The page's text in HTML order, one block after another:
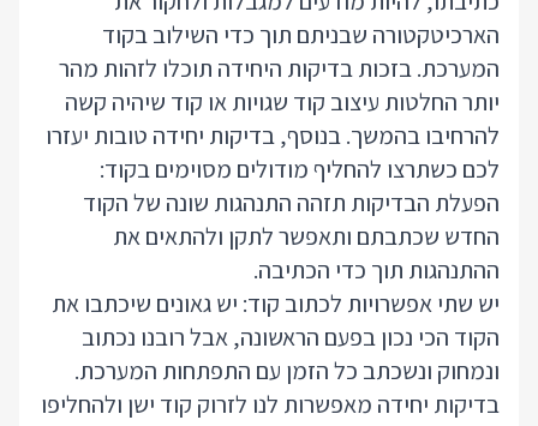
הארכיטקטורה שבניתם תוך כדי השילוב בקוד
המערכת. בזכות בדיקות היחידה תוכלו לזהות מהר
יותר החלטות עיצוב קוד שגויות או קוד שיהיה קשה
להרחיבו בהמשך. בנוסף, בדיקות יחידה טובות יעזרו
לכם כשתרצו להחליף מודולים מסוימים בקוד:
הפעלת הבדיקות תזהה התנהגות שונה של הקוד
החדש שכתבתם ותאפשר לתקן ולהתאים את
ההתנהגות תוך כדי הכתיבה.
יש שתי אפשרויות לכתוב קוד: יש גאונים שיכתבו את
הקוד הכי נכון בפעם הראשונה, אבל רובנו נכתוב
ונמחוק ונשכתב כל הזמן עם התפתחות המערכת.
בדיקות יחידה מאפשרות לנו לזרוק קוד ישן ולהחליפו